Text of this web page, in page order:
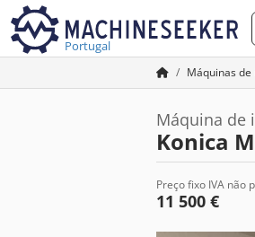
Portugal
Máquinas
Máquina de
Konica
Preço fixo IVA não
11 500 €